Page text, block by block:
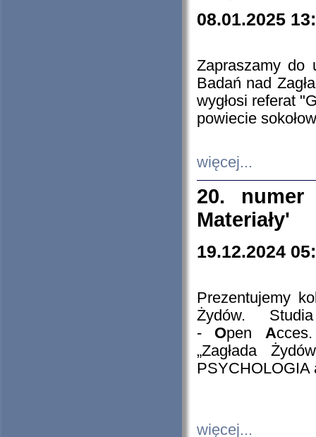
08.01.2025
Zapraszamy do
Badań nad
wygłosi referat
powiecie
więcej...
20. numer
Materiały'
19.12.2024
Prezentujemy
Żydów.
- Open A
„Zagłada
PSYCHOLOGIA
więcej...